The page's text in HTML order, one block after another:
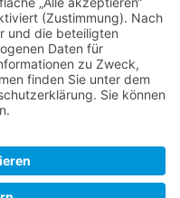
inkl.
/ Unterstützung